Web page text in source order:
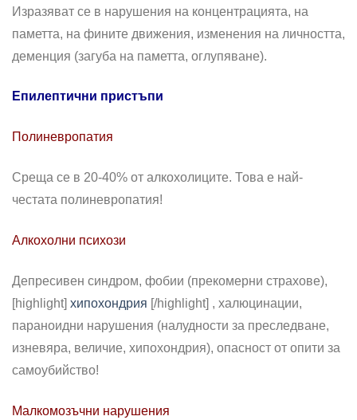
Изразяват се в нарушения на концентрацията, на
паметта, на фините движения, изменения на личността,
деменция (загуба на паметта, оглупяване).
Епилептични пристъпи
Полиневропатия
Среща се в 20-40% от алкохолиците. Това е най-
честата полиневропатия!
Алкохолни психози
Депресивен синдром, фобии (прекомерни страхове),
[highlight] хипохондрия [/highlight] , халюцинации,
параноидни нарушения (налудности за преследване,
изневяра, величие, хипохондрия), опасност от опити за
самоубийство!
Малкомозъчни нарушения